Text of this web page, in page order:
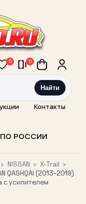
0 0
Найти
Контакты
РОССИИ
› NISSAN › X-Trail ›
QASHQAI (2013-2019)
с усилителем